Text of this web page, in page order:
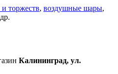
торжеств, воздушные шары,
Калининград, ул.